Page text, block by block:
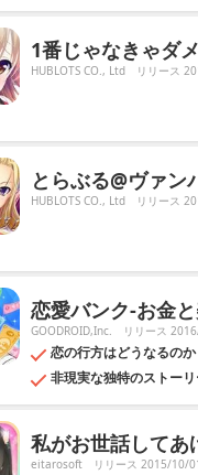
1番じゃなきゃダ
HUBLOTS CO., Ltd リリース
とらぶる@ヴァン
HUBLOTS CO., Ltd リリース
恋愛バンク-お金
GOODROID,Inc. リリース
恋の行方はどうなるの
非現実な独特のストー
私がお世話してあ
eitarosoft リリース 2015/10/